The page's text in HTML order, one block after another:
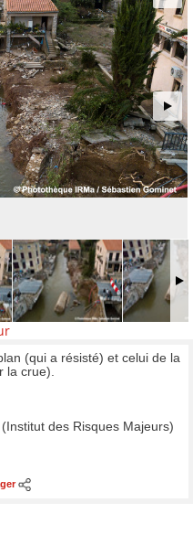
(qui a résisté) et celui de la
la crue).
des Risques Majeurs)